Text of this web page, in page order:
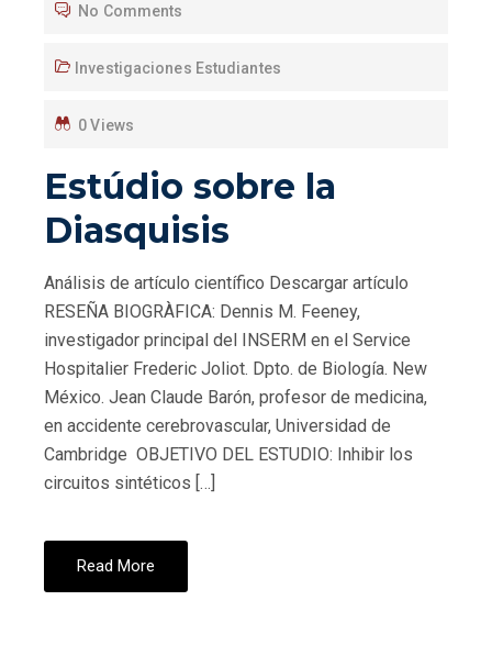
No Comments
Investigaciones Estudiantes
0 Views
Estúdio sobre la
Diasquisis
Análisis de artículo científico Descargar artículo
RESEÑA BIOGRÀFICA: Dennis M. Feeney,
investigador principal del INSERM en el Service
Hospitalier Frederic Joliot. Dpto. de Biología. New
México. Jean Claude Barón, profesor de medicina,
en accidente cerebrovascular, Universidad de
Cambridge OBJETIVO DEL ESTUDIO: Inhibir los
circuitos sintéticos […]
Read More